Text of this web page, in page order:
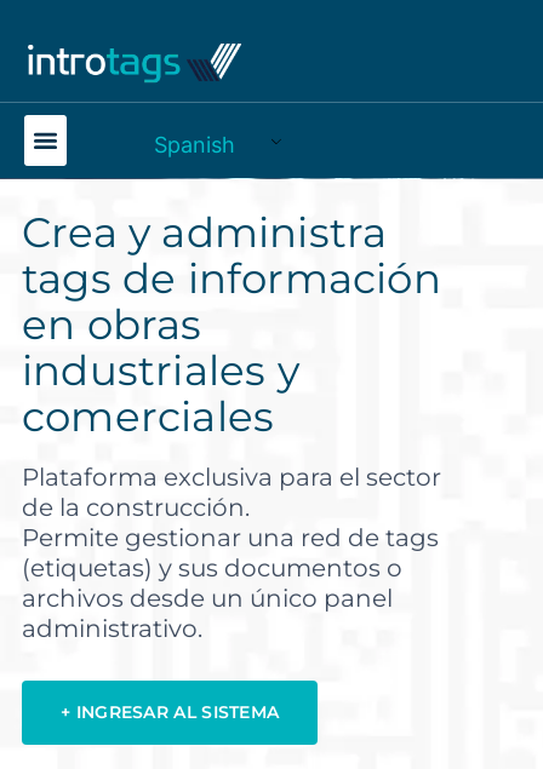
Spanish
Crea y administra
tags de información
en obras
industriales y
comerciales
Plataforma exclusiva para el sector
de la construcción.
Permite gestionar una red de tags
(etiquetas) y sus documentos o
archivos desde un único panel
administrativo.
+ INGRESAR AL SISTEMA